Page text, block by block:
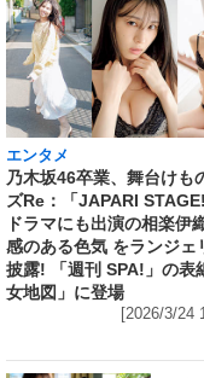
エンタメ
乃木坂46卒業、舞台けも
ズRe：「JAPARI STAGE!
ドラマにも出演の相楽伊
感のある色気 をランジェ
披露! 「週刊 SPA!」の表
女地図」に登場
[2026/3/24